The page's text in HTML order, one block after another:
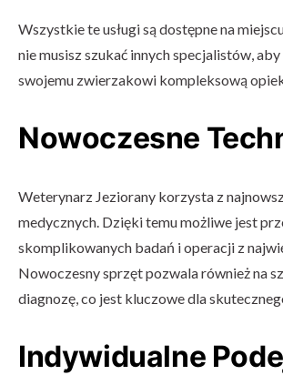
Wszystkie te usługi są dostępne na
nie musisz szukać innych specjalistów,
swojemu zwierzakowi kompleksową
Nowoczesne
Weterynarz Jeziorany korzysta z
medycznych. Dzięki temu możliwe jest
skomplikowanych badań i operacji z
Nowoczesny sprzęt pozwala również na
diagnozę, co jest kluczowe dla
Indywidualne